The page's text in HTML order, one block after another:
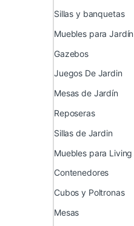
Sillas y banquetas
Muebles para Jardín
Gazebos
Juegos De Jardin
Mesas de Jardín
Reposeras
Sillas de Jardin
Muebles para
Contenedores
Cubos y Poltronas
Mesas